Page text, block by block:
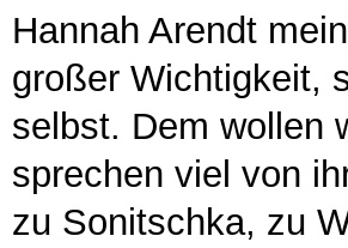
Hannah Arendt
großer Wichtigkeit,
selbst. Dem wollen
sprechen viel von
zu Sonitschka, zu